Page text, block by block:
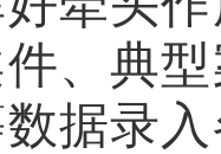
、典
据录